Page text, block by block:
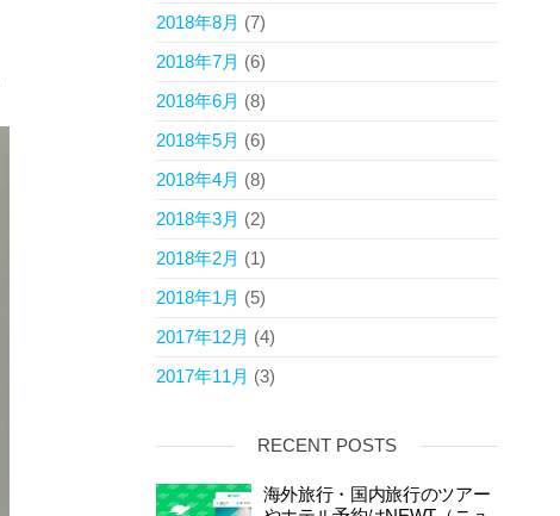
2018年8月 (7)
2018年7月 (6)
2018年6月 (8)
2018年5月 (6)
2018年4月 (8)
2018年3月 (2)
2018年2月 (1)
2018年1月 (5)
2017年12月 (4)
2017年11月 (3)
RECENT POSTS
海外旅行・国内旅行のツアー